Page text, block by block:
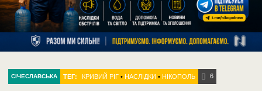
СІЧЕСЛАВСЬКА ТЕГ: КРИВИЙ РІГ •НАСЛІДКИ •НІКОПОЛЬ 6